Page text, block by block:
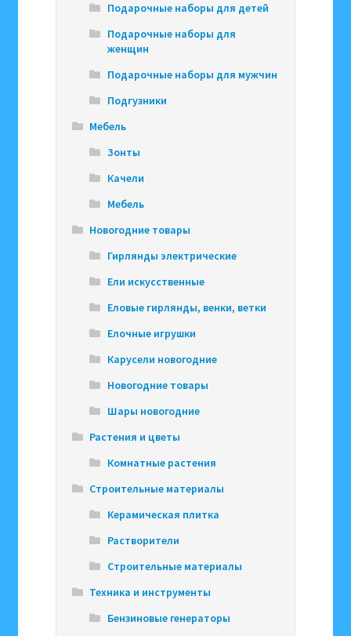
Подарочные наборы для детей
Подарочные наборы для
женщин
Подарочные наборы для мужчин
Подгузники
Мебель
Зонты
Качели
Мебель
Новогодние товары
Гирлянды электрические
Ели искусственные
Еловые гирлянды, венки, ветки
Елочные игрушки
Карусели новогодние
Новогодние товары
Шары новогодние
Растения и цветы
Комнатные растения
Строительные материалы
Керамическая плитка
Растворители
Строительные материалы
Техника и инструменты
Бензиновые генераторы